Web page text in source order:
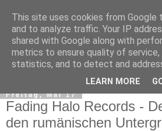
Freitag, Mai 17
Fading Halo Records -
den rumänischen
This site uses cookies from Google
and to analyze traffic. Your IP
shared with Google along with
metrics to ensure quality of service,
statistics, and to detect and
LEARN MORE